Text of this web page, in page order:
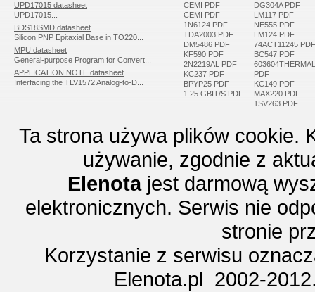
UPD17015 datasheet
UPD17015...
BDS18SMD datasheet
Silicon PNP Epitaxial Base in TO220...
MPU datasheet
General-purpose Program for Convert...
APPLICATION NOTE datasheet
Interfacing the TLV1572 Analog-to-D...
CEMI PDF
CEMI PDF
1N6124 PDF
TDA2003 PDF
DM5486 PDF
KF590 PDF
2N2219AL PDF
KC237 PDF
BPYP25 PDF
1.25 GBIT/S PDF
DG304A PDF
LM117 PDF
NE555 PDF
LM124 PDF
74ACT11245 PDF
BC547 PDF
603604THERMAL
PDF
KC149 PDF
MAX220 PDF
1SV263 PDF
Ta strona używa plików cookie.
używanie, zgodnie z
Elenotajest darmową
elektronicznych. Serwis nie
stronie
Korzystanie z serwisu
Elenota.pl 2002-